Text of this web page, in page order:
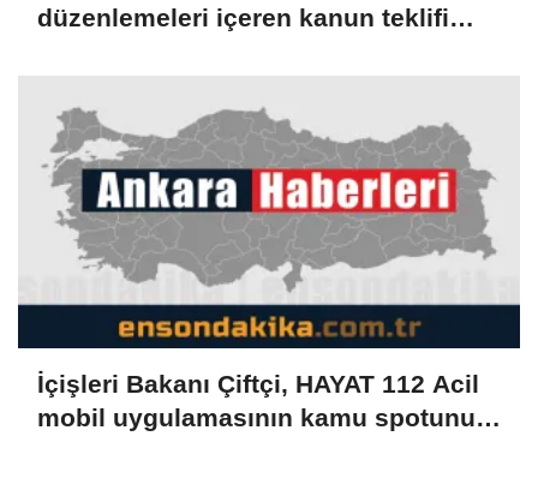
düzenlemeleri içeren kanun teklifi
İçişleri Bakanı Çiftçi, HAYAT 112 Acil
mobil uygulamasının kamu spotunu